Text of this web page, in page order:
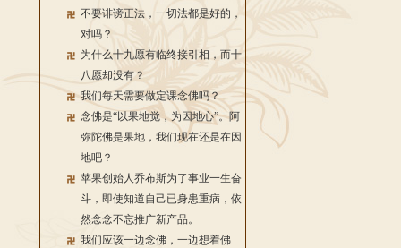
不要诽谤正法，一切法都是好的，
对吗？
为什么十九愿有临终接引相，而十
八愿却没有？
我们每天需要做定课念佛吗？
念佛是“以果地觉，为因地心”。阿
弥陀佛是果地，我们现在还是在因
地吧？
苹果创始人乔布斯为了事业一生奋
斗，即使知道自己已身患重病，依
然念念不忘推广新产品。
我们应该一边念佛，一边想着佛